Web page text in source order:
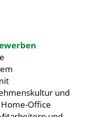
und
Office